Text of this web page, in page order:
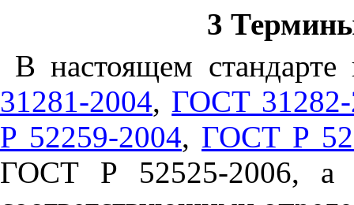
3
В настоящем
31281-2004, ГОСТ 31282-
Р 52259-2004, ГОСТ Р
ГОСТ Р 52525-2006, а